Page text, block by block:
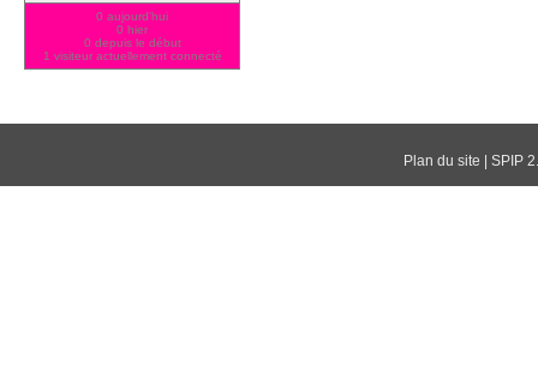
0 aujourd'hui
0 hier
0 depuis le début
1 visiteur actuellement connecté
Plan du site SPIP